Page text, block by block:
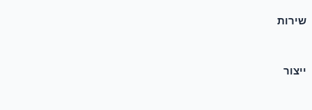
שירות
ייצור